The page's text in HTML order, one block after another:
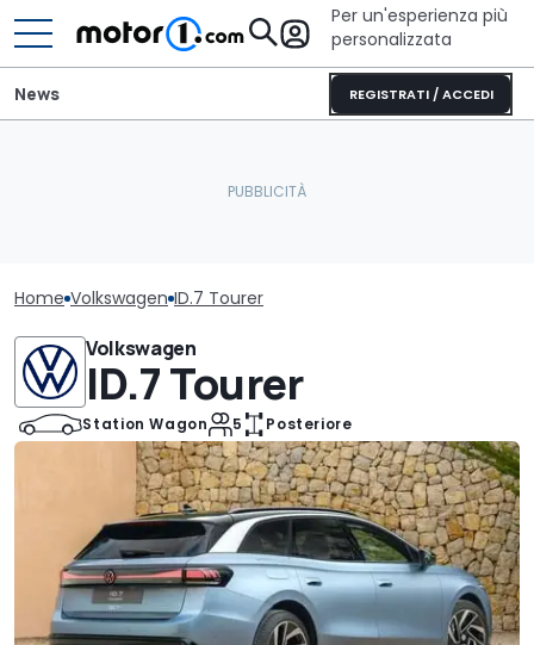
Per un'esperienza più
personalizzata
REGISTRATI / ACCEDI
News
Home Volkswagen ID.7 Tourer
Volkswagen
ID.7 Tourer
Station Wagon 5 Posteriore